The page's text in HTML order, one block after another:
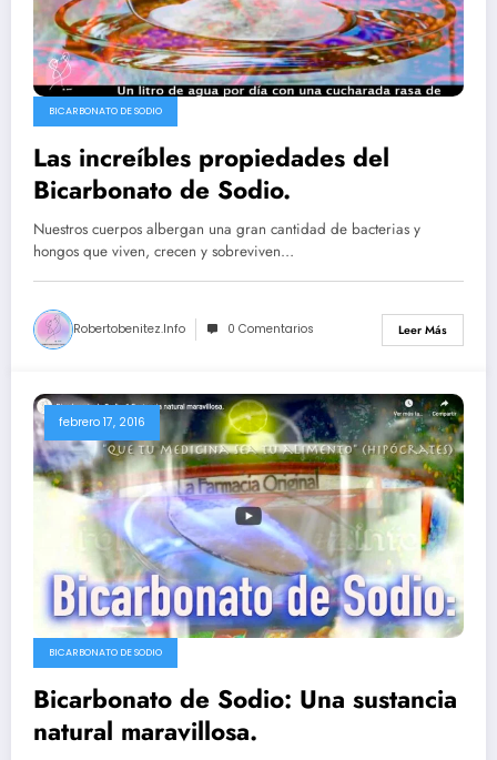
BICARBONATO DE SODIO
Las increíbles propiedades del
Bicarbonato de Sodio.
Nuestros cuerpos albergan una gran cantidad de bacterias y
hongos que viven, crecen y sobreviven…
Robertobenitez.info 0 Comentarios Leer Más
febrero 17, 2016
BICARBONATO DE SODIO
Bicarbonato de Sodio: Una sustancia
natural maravillosa.